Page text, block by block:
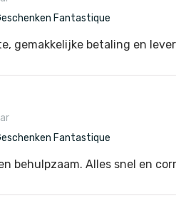
Fantastique
gemakkelijke betaling en
Fantastique
behulpzaam. Alles snel en